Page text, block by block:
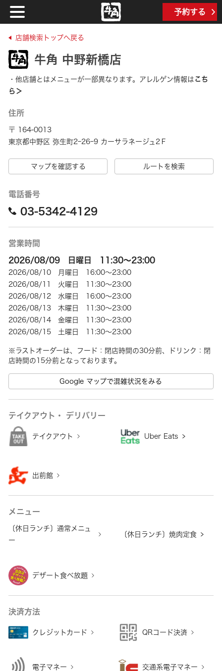
予約する
店舗検索トップへ戻る
牛角 中野新橋店
・他店舗とはメニューが一部異なります。アレルゲン情報は こち
ら＞
住所
〒 164-0013
東京都中野区 弥生町2ｰ26ｰ9 カーサラネージュ2Ｆ
マップを確認する ルートを検索
電話番号
03-5342-4129
営業時間
2026/08/09 日曜日 11:30～23:00
2026/08/10 月曜日 16:00～23:00
2026/08/11 火曜日 11:30～23:00
2026/08/12 水曜日 16:00～23:00
2026/08/13 木曜日 11:30～23:00
2026/08/14 金曜日 11:30～23:00
2026/08/15 土曜日 11:30～23:00
※ラストオーダーは、フード：閉店時間の30分前、ドリンク：閉
Google マップで混雑状況をみる
テイクアウト・ デリバリー
テイクアウト Uber Eats
出前館
メニュー
〔休日ランチ〕通常メニュ
ー
〔休日ランチ〕焼肉定食
デザート食べ放題
決済方法
クレジットカード QRコード決済
電子マネー 交通系電子マネー